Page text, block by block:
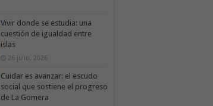
Vivir donde se estudia: una
cuestión de igualdad entre
islas
26 julio, 2026
Cuidar es avanzar: el escudo
social que sostiene el progreso
de La Gomera